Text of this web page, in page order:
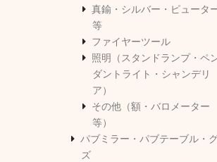
真鍮・シルバー・ピュータ
等
ファイヤーツール
照明（スタンドランプ・ペ
ダントライト・シャンデリ
ア）
その他（額・バロメーター
等）
パブミラー・パブテーブル・
ズ